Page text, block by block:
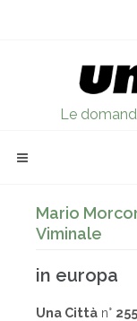
Le
Mario
Viminale
in europa
Una Città n°